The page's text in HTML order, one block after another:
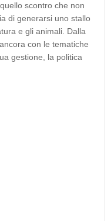
scontro che non
di generarsi uno stallo
e gli animali. Dalla
con le tematiche
gestione, la politica